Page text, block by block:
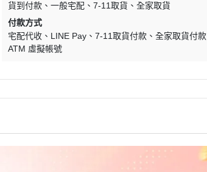
貨到付款
一般宅配 7-11取貨
全家取貨
付款方式
宅配代收
LINE Pay 7-11取貨付款 全家取貨付款
ATM 虛擬帳號